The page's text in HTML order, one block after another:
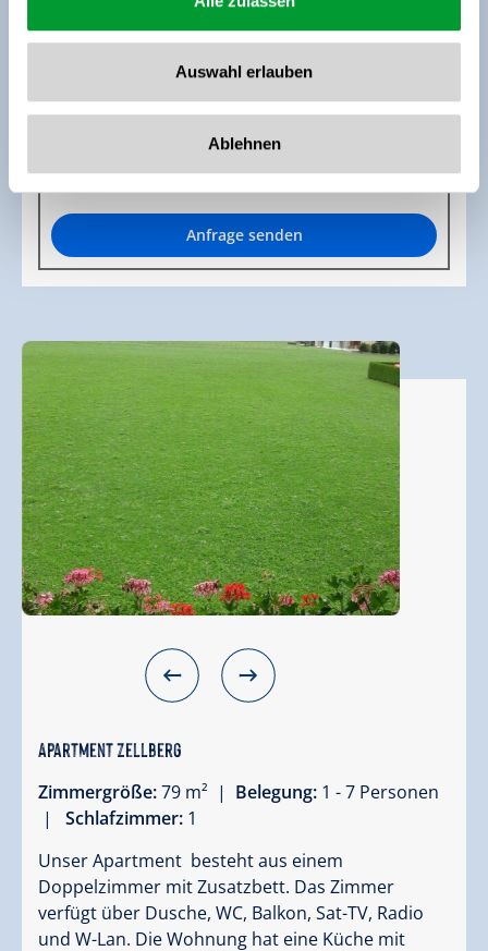
Auswahl erlauben
Ablehnen
Stornobedingungen
2 Erwachsene,für 6 Nächte
Anfrage senden
Apartment Zellberg
Zimmergröße:79 m² | Belegung: 1 - 7 Personen
|
Schlafzimmer: 1
Unser Apartment besteht aus einem
Doppelzimmer mit Zusatzbett. Das Zimmer
verfügt über Dusche, WC, Balkon, Sat-TV, Radio
und W-Lan. Die Wohnung hat eine Küche mit